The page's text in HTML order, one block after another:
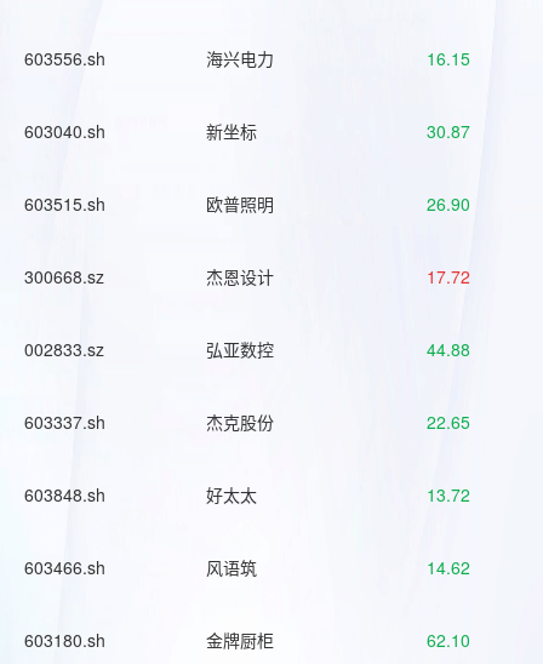
603556.sh 海兴电力 16.15
603040.sh 新坐标 30.87
603515.sh 欧普照明 26.90
300668.sz 杰恩设计 17.72
002833.sz 弘亚数控 44.88
603337.sh 杰克股份 22.65
603848.sh 好太太 13.72
603466.sh 风语筑 14.62
603180.sh 金牌厨柜 62.10